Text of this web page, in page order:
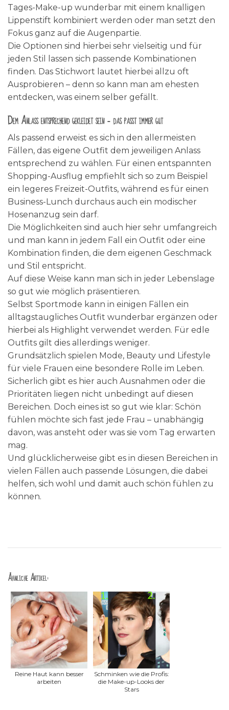
Tages-Make-up wunderbar mit einem knalligen
Lippenstift kombiniert werden oder man setzt den
Fokus ganz auf die Augenpartie.
Die Optionen sind hierbei sehr vielseitig und für
jeden Stil lassen sich passende Kombinationen
finden. Das Stichwort lautet hierbei allzu oft
Ausprobieren – denn so kann man am ehesten
entdecken, was einem selber gefällt.
Dem Anlass entsprechend gekleidet sein – das passt immer gut
Als passend erweist es sich in den allermeisten
Fällen, das eigene Outfit dem jeweiligen Anlass
entsprechend zu wählen. Für einen entspannten
Shopping-Ausflug empfiehlt sich so zum Beispiel
ein legeres Freizeit-Outfits, während es für einen
Business-Lunch durchaus auch ein modischer
Hosenanzug sein darf.
Die Möglichkeiten sind auch hier sehr umfangreich
und man kann in jedem Fall ein Outfit oder eine
Kombination finden, die dem eigenen Geschmack
und Stil entspricht.
Auf diese Weise kann man sich in jeder Lebenslage
so gut wie möglich präsentieren.
Selbst Sportmode kann in einigen Fällen ein
alltagstaugliches Outfit wunderbar ergänzen oder
hierbei als Highlight verwendet werden. Für edle
Outfits gilt dies allerdings weniger.
Grundsätzlich spielen Mode, Beauty und Lifestyle
für viele Frauen eine besondere Rolle im Leben.
Sicherlich gibt es hier auch Ausnahmen oder die
Prioritäten liegen nicht unbedingt auf diesen
Bereichen. Doch eines ist so gut wie klar: Schön
fühlen möchte sich fast jede Frau – unabhängig
davon, was ansteht oder was sie vom Tag erwarten
mag.
Und glücklicherweise gibt es in diesen Bereichen in
vielen Fällen auch passende Lösungen, die dabei
helfen, sich wohl und damit auch schön fühlen zu
können.
Ähnliche Artikel:
Reine Haut kann besser
arbeiten
Schminken wie die Profis:
die Make-up-Looks der
Stars